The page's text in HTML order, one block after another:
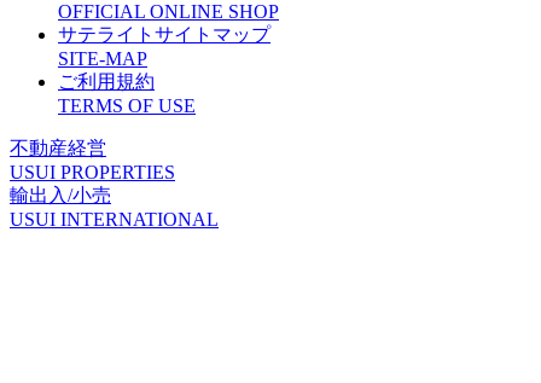
OFFICIAL ONLINE SHOP
サテライトサイトマップ
SITE-MAP
ご利用規約
TERMS OF USE
不動産経営
USUI PROPERTIES
輸出入/小売
USUI INTERNATIONAL